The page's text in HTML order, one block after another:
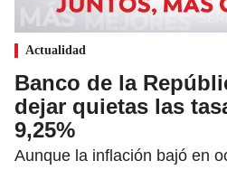
Actualidad
Banco de la
dejar quietas las
9,25%
Aunque la inflación bajó en